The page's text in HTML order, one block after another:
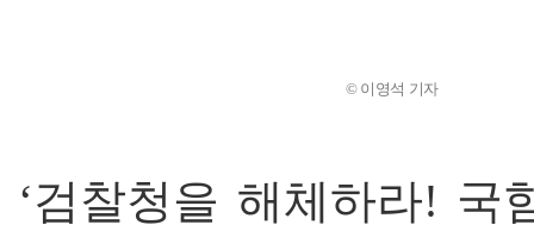
© 이영석 기자
‘검찰청을 해체하라! 국